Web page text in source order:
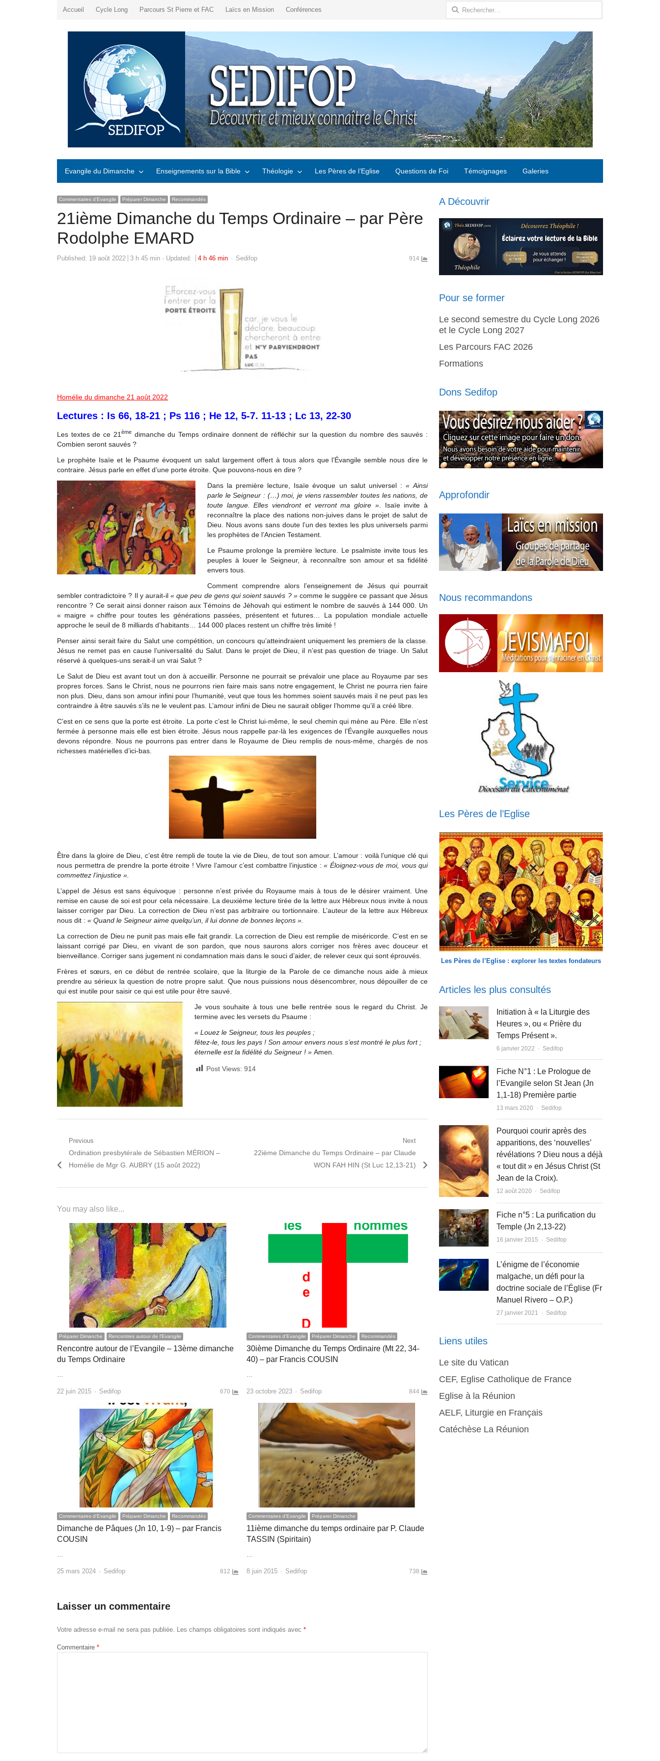
Accueil Cycle Long Parcours St Pierre et FAC Laïcs en Mission Conférences Rechercher :
Evangile du Dimanche Enseignements sur la Bible Théologie Les Pères de l’Eglise Questions de Foi Témoignages Galeries
Commentaires d'Evangile Préparer Dimanche Recommandés
21ième Dimanche du Temps Ordinaire – par Père
Rodolphe EMARD
Published: 19 août 2022 3 h 45 min Updated: 4 h 46 min Author
Sedifop 914
Homélie du dimanche 21 août 2022
Lectures : Is 66, 18-21 ; Ps 116 ; He 12, 5-7. 11-13 ; Lc 13, 22-30
Les textes de ce 21 èmedimanche du Temps ordinaire donnent de réfléchir sur la question du nombre des sauvés :
Combien seront sauvés ?
Le prophète Isaïe et le Psaume évoquent un salut largement offert à tous alors que l’Évangile semble nous dire le
contraire. Jésus parle en effet d’une porte étroite. Que pouvons-nous en dire ?
Dans la première lecture, Isaïe évoque un salut universel : « Ainsi
parle le Seigneur : (…) moi, je viens rassembler toutes les nations, de
toute langue. Elles viendront et verront ma gloire ». Isaïe invite à
reconnaître la place des nations non-juives dans le projet de salut de
Dieu. Nous avons sans doute l’un des textes les plus universels parmi
les prophètes de l’Ancien Testament.
Le Psaume prolonge la première lecture. Le psalmiste invite tous les
peuples à louer le Seigneur, à reconnaître son amour et sa fidélité
envers tous.
Comment comprendre alors l’enseignement de Jésus qui pourrait
sembler contradictoire ? Il y aurait-il« que peu de gens qui soient sauvés ? »comme le suggère ce passant que Jésus
rencontre ? Ce serait ainsi donner raison aux Témoins de Jéhovah qui estiment le nombre de sauvés à 144 000. Un
« maigre » chiffre pour toutes les générations passées, présentent et futures… La population mondiale actuelle
approche le seuil de 8 milliards d’habitants… 144 000 places restent un chiffre très limité !
Penser ainsi serait faire du Salut une compétition, un concours qu’atteindraient uniquement les premiers de la classe.
Jésus ne remet pas en cause l’universalité du Salut. Dans le projet de Dieu, il n’est pas question de triage. Un Salut
réservé à quelques-uns serait-il un vrai Salut ?
Le Salut de Dieu est avant tout un don à accueillir. Personne ne pourrait se prévaloir une place au Royaume par ses
propres forces. Sans le Christ, nous ne pourrons rien faire mais sans notre engagement, le Christ ne pourra rien faire
non plus. Dieu, dans son amour infini pour l’humanité, veut que tous les hommes soient sauvés mais il ne peut pas les
contraindre à être sauvés s’ils ne le veulent pas. L’amour infini de Dieu ne saurait obliger l’homme qu’il a créé libre.
C’est en ce sens que la porte est étroite. La porte c’est le Christ lui-même, le seul chemin qui mène au Père. Elle n’est
fermée à personne mais elle est bien étroite. Jésus nous rappelle par-là les exigences de l’Évangile auxquelles nous
devons répondre. Nous ne pourrons pas entrer dans le Royaume de Dieu remplis de nous-même, chargés de nos
richesses matérielles d’ici-bas.
Être dans la gloire de Dieu, c’est être rempli de toute la vie de Dieu, de tout son amour. L’amour : voilà l’unique clé qui
nous permettra de prendre la porte étroite ! Vivre l’amour c’est combattre l’injustice :« Éloignez-vous de moi, vous qui
commettez l’injustice ».
L’appel de Jésus est sans équivoque : personne n’est privée du Royaume mais à tous de le désirer vraiment. Une
remise en cause de soi est pour cela nécessaire. La deuxième lecture tirée de la lettre aux Hébreux nous invite à nous
laisser corriger par Dieu. La correction de Dieu n’est pas arbitraire ou tortionnaire. L’auteur de la lettre aux Hébreux
nous dit : « Quand le Seigneur aime quelqu’un, il lui donne de bonnes leçons ».
La correction de Dieu ne punit pas mais elle fait grandir. La correction de Dieu est remplie de miséricorde. C’est en se
laissant corrigé par Dieu, en vivant de son pardon, que nous saurons alors corriger nos frères avec douceur et
bienveillance. Corriger sans jugement ni condamnation mais dans le souci d’aider, de relever ceux qui sont éprouvés.
Frères et sœurs, en ce début de rentrée scolaire, que la liturgie de la Parole de ce dimanche nous aide à mieux
prendre au sérieux la question de notre propre salut. Que nous puissions nous désencombrer, nous dépouiller de ce
qui est inutile pour saisir ce qui est utile pour être sauvé.
Je vous souhaite à tous une belle rentrée sous le regard du Christ. Je
termine avec les versets du Psaume :
« Louez le Seigneur, tous les peuples ;
fêtez-le, tous les pays ! Son amour envers nous s’est montré le plus fort ;
éternelle est la fidélité du Seigneur ! » Amen.
Post Views: 914
Navigation
de
Previous
Previous
post:
Ordination presbytérale de Sébastien MÉRION –
Homélie de Mgr G. AUBRY (15 août 2022)
Next
Next
22ième Dimanche du Temps Ordinaire – par Claude
WON FAH HIN (St Luc 12,13-21)
You may also like...
Préparer Dimanche Rencontres autour de l'Evangile
Rencontre autour de l’Evangile – 13ème dimanche
du Temps Ordinaire
…
22 juin 2015 Author
Sedifop 670
Commentaires d'Evangile Préparer Dimanche Recommandés
30ième Dimanche du Temps Ordinaire (Mt 22, 34-
40) – par Francis COUSIN
…
23 octobre 2023 Author
Sedifop 844
Commentaires d'Evangile Préparer Dimanche Recommandés
Dimanche de Pâques (Jn 10, 1-9) – par Francis
COUSIN
25 mars 2024 Author
Sedifop 812
Commentaires d'Evangile Préparer Dimanche
11ième dimanche du temps ordinaire par P. Claude
TASSIN (Spiritain)
8 juin 2015 Author
Sedifop 738
Laisser un commentaire
Votre adresse e-mail ne sera pas publiée. Les champs obligatoires sont indiqués avec *
Commentaire *
A Découvrir
Pour se former
Le second semestre du Cycle Long 2026
et le Cycle Long 2027
Les Parcours FAC 2026
Formations
Dons Sedifop
Approfondir
Nous recommandons
Les Pères de l’Eglise
Les Pères de l’Eglise : explorer les textes fondateurs
Articles les plus consultés
Initiation à « la Liturgie des
Heures », ou « Prière du
Temps Présent ».
6 janvier 2022 Author
Sedifop
Fiche N°1 : Le Prologue de
l’Evangile selon St Jean (Jn
1,1-18) Première partie
13 mars 2020 Author
Sedifop
Pourquoi courir après des
apparitions, des ‘nouvelles’
révélations ? Dieu nous a déjà
« tout dit » en Jésus Christ (St
Jean de la Croix).
12 août 2020 Author
Sedifop
Fiche n°5 : La purification du
Temple (Jn 2,13-22)
16 janvier 2015 Author
Sedifop
L’énigme de l’économie
malgache, un défi pour la
doctrine sociale de l’Église (Fr
Manuel Rivero – O.P.)
27 janvier 2021 Author
Sedifop
Liens utiles
Le site du Vatican
CEF, Eglise Catholique de France
Eglise à la Réunion
AELF, Liturgie en Français
Catéchèse La Réunion